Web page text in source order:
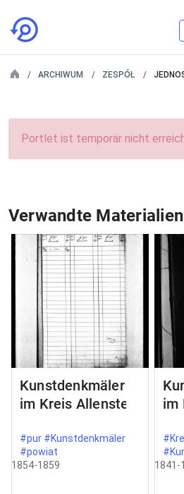
ARCHIWUM ZESPÓŁ
Portlet ist temporär nicht
Verwandte Materialien
Kunstdenkmäler
im Kreis Allenstein
#pur #Kunstdenkmäler
#powiat
1854-1859
im
1841-